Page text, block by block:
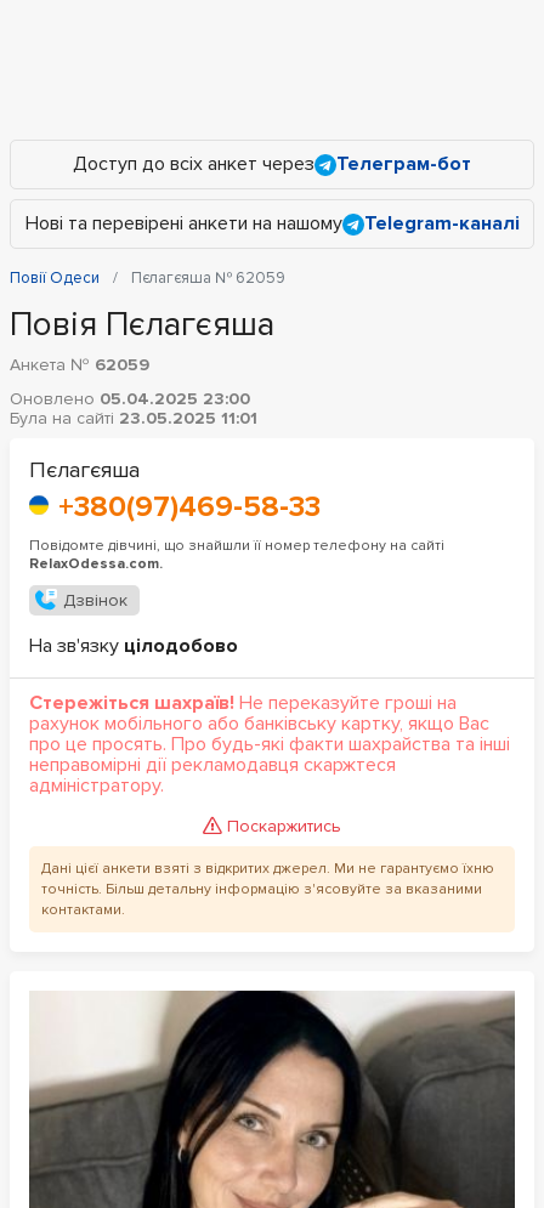
Доступ до всіх анкет через Телеграм-бот
Нові та перевірені анкети на нашому Telegram-каналі
Повії Одеси Пєлагєяша № 62059
Повія Пєлагєяша
Анкета № 62059
Оновлено 05.04.2025 23:00
Була на сайті 23.05.2025 11:01
Пєлагєяша
+380(97)469-58-33
Повідомте дівчині, що знайшли її номер телефону на сайті
RelaxOdessa.com.
Дзвінок
На зв'язку цілодобово
Стережіться шахраїв! Не переказуйте гроші на
рахунок мобільного або банківську картку, якщо Вас
про це просять. Про будь-які факти шахрайства та інші
неправомірні дії рекламодавця скаржтеся
адміністратору.
Поскаржитись
Дані цієї анкети взяті з відкритих джерел. Ми не гарантуємо їхню
точність. Більш детальну інформацію з'ясовуйте за вказаними
контактами.